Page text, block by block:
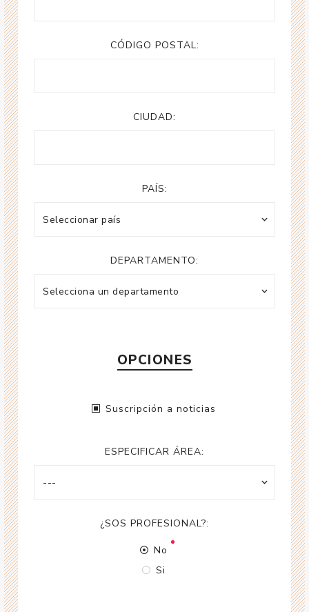
CÓDIGO POSTAL:
CIUDAD:
PAÍS:
DEPARTAMENTO:
OPCIONES
Suscripción a noticias
ESPECIFICAR ÁREA:
¿SOS PROFESIONAL?:
No
Si